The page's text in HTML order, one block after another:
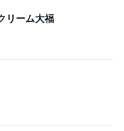
リーム大福